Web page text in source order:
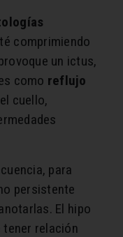
comprimiendo
un ictus,
como reflujo
cuello,
para
persistente
El hipo
relación